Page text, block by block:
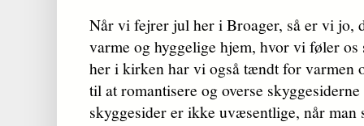
Når vi fejrer jul her i Broager, så er vi jo,
varme og hyggelige hjem, hvor vi føler
her i kirken har vi også tændt for varmen
til at romantisere og overse
skyggesider er ikke uvæsentlige, når